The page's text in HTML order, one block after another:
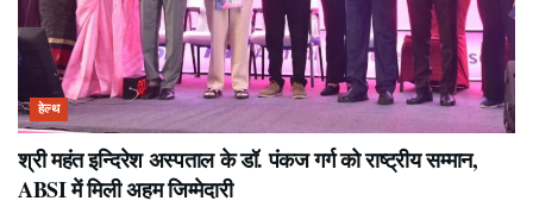
हेल्थ
श्री महंत इन्दिरेश अस्पताल के डॉ. पंकज गर्ग को राष्ट्रीय सम्मान,
ABSI में मिली अहम जिम्मेदारी